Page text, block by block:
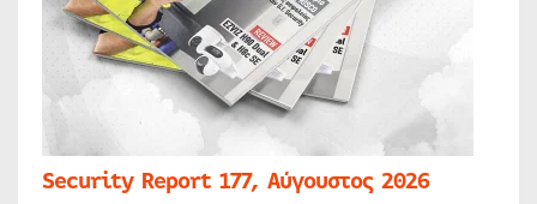
Security Report 177, Αύγουστος 2026